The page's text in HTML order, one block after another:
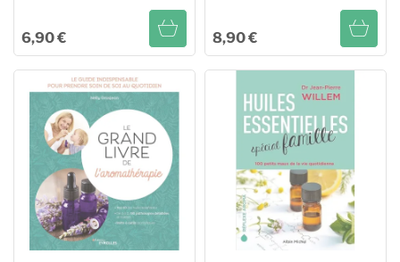
6,90 €
Bienfaits et utilisations des
huiles essentielles
Ajouter au panier
8,90 €
Mon cahier Huiles
Essentielles
Ajouter au panier